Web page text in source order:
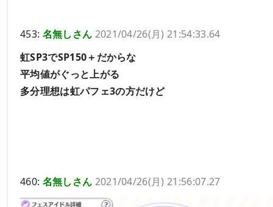
453: 名無しさん 2021/04/26(月) 21:54:33.64
虹SP3でSP150＋だからな
平均値がぐっと上がる
多分理想は虹パフェ3の方だけど
460: 名無しさん 2021/04/26(月) 21:56:07.27